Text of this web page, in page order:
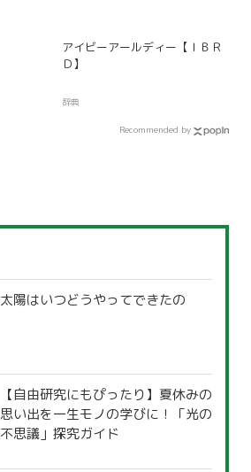
アイビーアールディー【ＩＢＲ
Ｄ】
辞典
Recommended by
太陽はいつどうやってできたの
【自由研究にもぴったり】夏休みの
思い出を一生モノの学びに！「光の
不思議」探究ガイド